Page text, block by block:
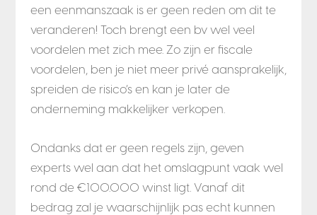
een eenmanszaak is er geen reden om dit te
veranderen! Toch brengt een bv wel veel
voordelen met zich mee. Zo zijn er fiscale
voordelen, ben je niet meer privé aansprakelijk,
spreiden de risico’s en kan je later de
onderneming makkelijker verkopen.
Ondanks dat er geen regels zijn, geven
experts wel aan dat het omslagpunt vaak wel
rond de €100.000 winst ligt. Vanaf dit
bedrag zal je waarschijnlijk pas echt kunnen